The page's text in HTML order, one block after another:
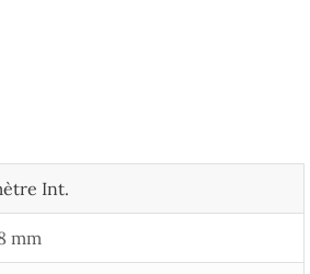
Int.
mm